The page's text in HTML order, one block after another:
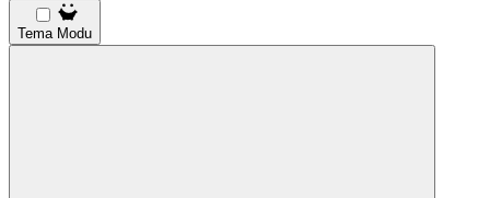
Tema Modu